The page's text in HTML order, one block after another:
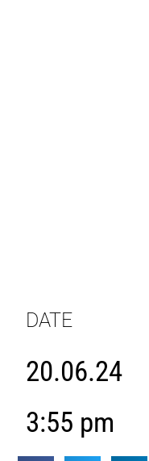
DATE
20.06.24
3:55 pm